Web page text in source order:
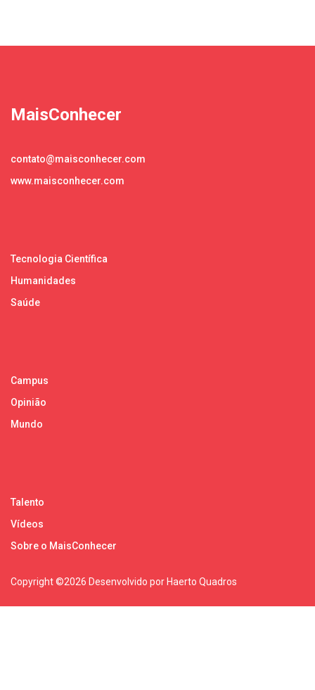
MaisConhecer
contato@maisconhecer.com
www.maisconhecer.com
Tecnologia Científica
Humanidades
Saúde
Campus
Opinião
Mundo
Talento
Vídeos
Sobre o MaisConhecer
Copyright ©2026 Desenvolvido por Haerto Quadros